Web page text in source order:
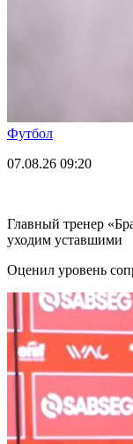
Футбол
07.08.26 09:20
Главный тренер
уходим уставшими
Оценил уровень